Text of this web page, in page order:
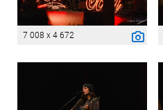
7 008 x 4 672